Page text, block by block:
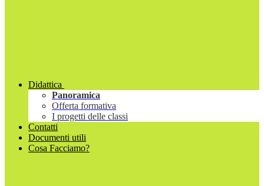
Didattica
Panoramica
Offerta formativa
I progetti delle classi
Contatti
Documenti utili
Cosa Facciamo?